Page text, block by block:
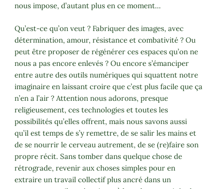
nous impose, d’autant plus en ce moment…
Qu’est-ce qu’on veut ? Fabriquer des images, avec
détermination, amour, résistance et combativité ? Ou
peut être proposer de régénérer ces espaces qu’on ne
nous a pas encore enlevés ? Ou encore s’émanciper
entre autre des outils numériques qui squattent notre
imaginaire en laissant croire que c’est plus facile que ça
n’en a l’air ? Attention nous adorons, presque
religieusement, ces technologies et toutes les
possibilités qu’elles offrent, mais nous savons aussi
qu’il est temps de s’y remettre, de se salir les mains et
de se nourrir le cerveau autrement, de se (re)faire son
propre récit. Sans tomber dans quelque chose de
rétrograde, revenir aux choses simples pour en
extraire un travail collectif plus ancré dans un